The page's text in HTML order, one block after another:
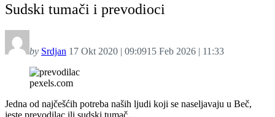
Sudski tumači i prevodioci
by Srdjan 17 Okt 2020 | 09:0915 Feb 2026 | 11:33
pexels.com
Jedna od najčešćih potreba naših ljudi koji se naseljavaju u Beč,
jeste prevodilac ili sudski tumač.